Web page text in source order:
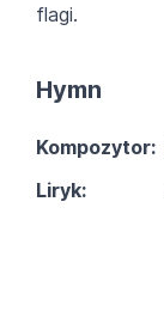
flagi.
Hymn
Kompozytor:
Liryk: